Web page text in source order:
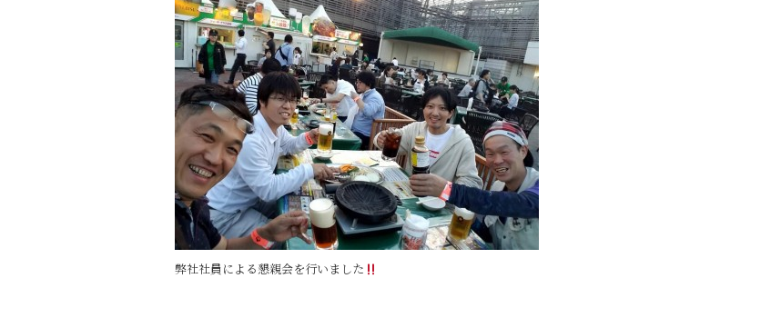
弊社社員による懇親会を行いました